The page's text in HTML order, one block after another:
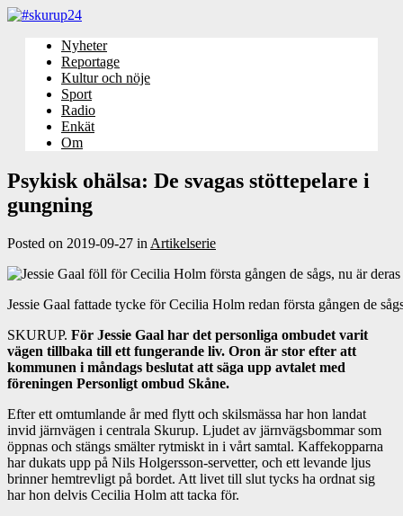
Nyheter
Reportage
Kultur och nöje
Sport
Radio
Enkät
Om
Psykisk ohälsa: De svagas stöttepelare i
gungning
Posted on 2019-09-27 in Artikelserie
Jessie Gaal fattade tycke för Cecilia Holm redan första gången de
SKURUP. För Jessie Gaal har det personliga ombudet varit
vägen tillbaka till ett fungerande liv. Oron är stor efter att
kommunen i måndags beslutat att säga upp avtalet med
föreningen Personligt ombud Skåne.
Efter ett omtumlande år med flytt och skilsmässa har hon landat
invid järnvägen i centrala Skurup. Ljudet av järnvägsbommar som
öppnas och stängs smälter rytmiskt in i vårt samtal. Kaffekopparna
har dukats upp på Nils Holgersson-servetter, och ett levande ljus
brinner hemtrevligt på bordet. Att livet till slut tycks ha ordnat sig
har hon delvis Cecilia Holm att tacka för.